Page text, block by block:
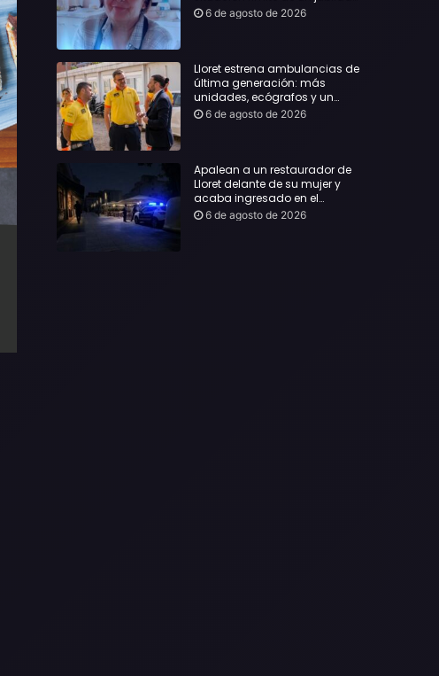
de 65 años y pide una
6 de agosto de 2026
Lloret estrena ambulancias de
última generación: más
unidades, ecógrafos y un
servicio reforzado las 24 horas
6 de agosto de 2026
Apalean a un restaurador de
Lloret delante de su mujer y
acaba ingresado en el
Hospital Vall d’Hebron
6 de agosto de 2026